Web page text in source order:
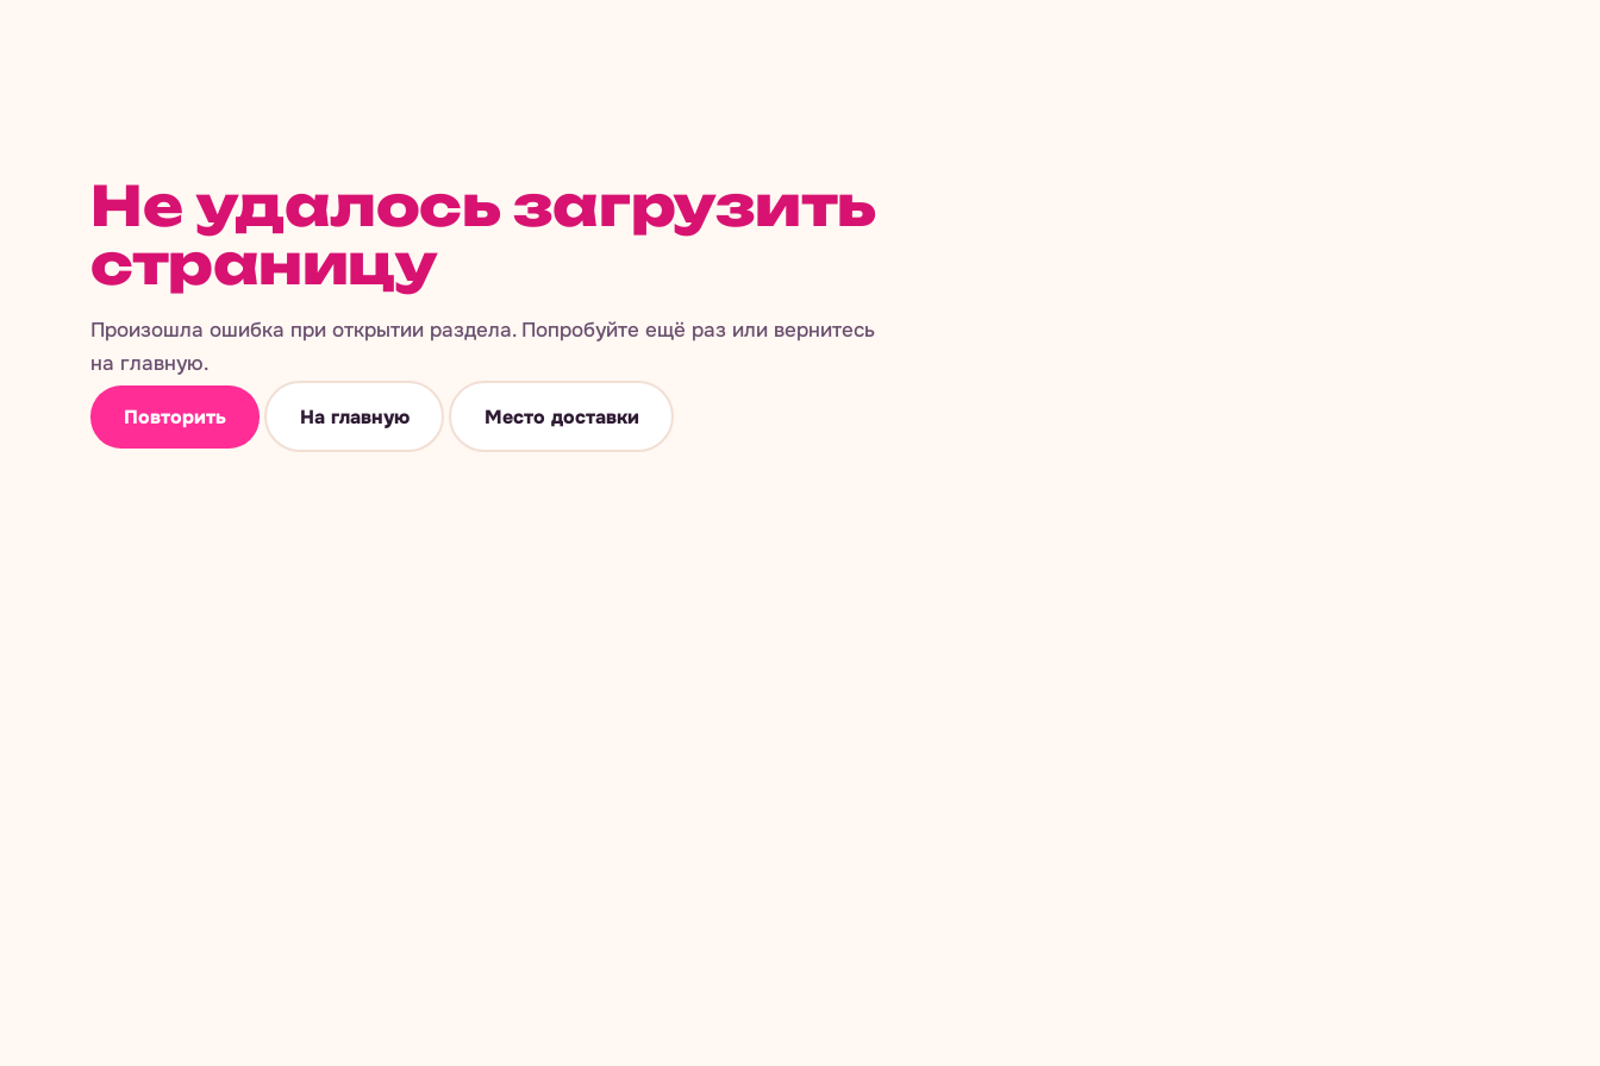
Не удалось загрузить
страницу
Произошла ошибка при открытии раздела. Попробуйте ещё раз или вернитесь
на главную.
Повторить На главную Место доставки